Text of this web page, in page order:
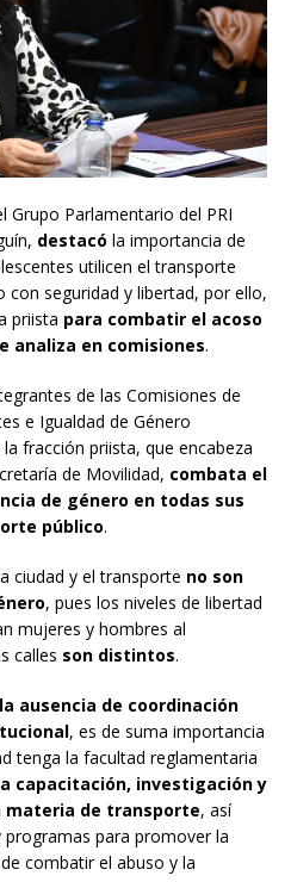
Grupo Parlamentario del PRI
destacó la importancia de
utilicen el transporte
con seguridad y libertad, por ello,
priista para combatir el acoso
analiza en comisiones.
de las Comisiones de
e Igualdad de Género
fracción priista, que encabeza
de Movilidad, combata el
de género en todas sus
público.
ciudad y el transporte no son
, pues los niveles de libertad
mujeres y hombres al
calles son distintos.
ausencia de coordinación
, es de suma importancia
tenga la facultad reglamentaria
capacitación, investigación y
materia de transporte, así
para promover la
combatir el abuso y la